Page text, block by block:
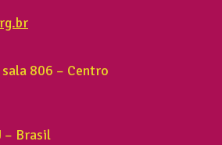
806 – Centro
– Brasil